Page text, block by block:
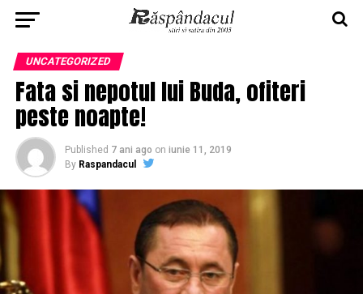
UNCATEGORIZED
Fata si nepotul lui Buda, ofiteri
peste noapte!
Published 7 ani ago on iunie 11, 2019
By Raspandacul